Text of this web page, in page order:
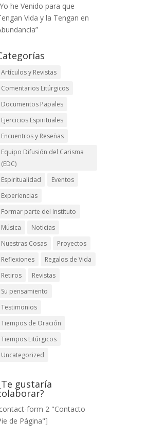
he Venido para que
Vida y la Tengan en
Artículos y Revistas
Comentarios Litúrgicos
Documentos Papales
Ejercicios Espirituales
Encuentros y Reseñas
Equipo Difusión del Carisma
(EDC)
Espiritualidad
Eventos
Experiencias
Formar parte del Instituto
Música
Noticias
Nuestras Cosas
Proyectos
Reflexiones
Regalos de Vida
Retiros
Revistas
Su pensamiento
Testimonios
Tiempos de Oración
Tiempos Litúrgicos
Uncategorized
gustaría
form 2 "Contacto
de Página"]